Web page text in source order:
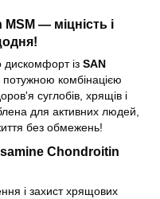
— міцність і
дискомфорт із SAN
комбінацією
суглобів, хрящів і
для активних людей,
без обмежень!
Chondroitin
і захист хрящових